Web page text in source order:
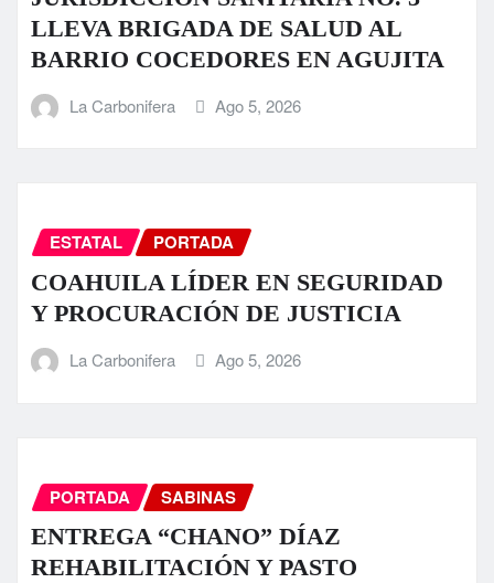
LLEVA BRIGADA DE SALUD AL
BARRIO COCEDORES EN AGUJITA
La Carbonifera Ago 5, 2026
ESTATAL PORTADA
COAHUILA LÍDER EN SEGURIDAD
Y PROCURACIÓN DE JUSTICIA
La Carbonifera Ago 5, 2026
PORTADA SABINAS
ENTREGA “CHANO” DÍAZ
REHABILITACIÓN Y PASTO